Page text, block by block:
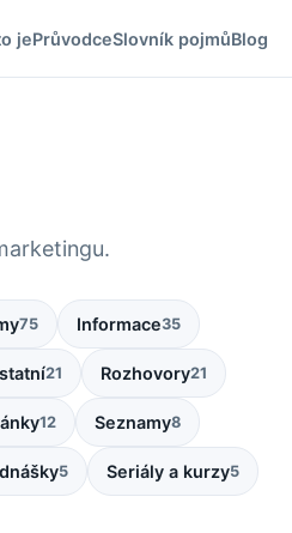
jePrůvodceSlovník pojmůBlog
75 Informace35
21 Rozhovory21
12 Seznamy8
5 Seriály a kurzy5